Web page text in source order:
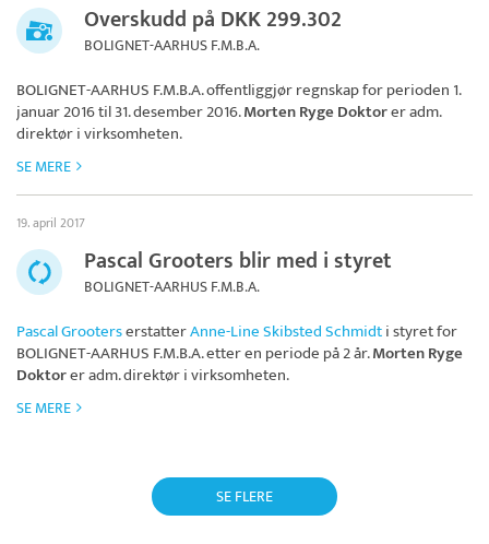
Overskudd på DKK 299.302
BOLIGNET-AARHUS F.M.B.A.
BOLIGNET-AARHUS F.M.B.A.offentliggjør regnskap for perioden 1.
januar 2016 til 31. desember 2016.Morten Ryge Doktorer adm.
direktør i virksomheten.
SE MERE
19. april 2017
Pascal Grooters blir med i styret
BOLIGNET-AARHUS F.M.B.A.
Pascal GrooterserstatterAnne-Line Skibsted Schmidti styret for
BOLIGNET-AARHUS F.M.B.A.etter en periode på 2 år.Morten Ryge
Doktorer adm. direktør i virksomheten.
SE MERE
SE FLERE